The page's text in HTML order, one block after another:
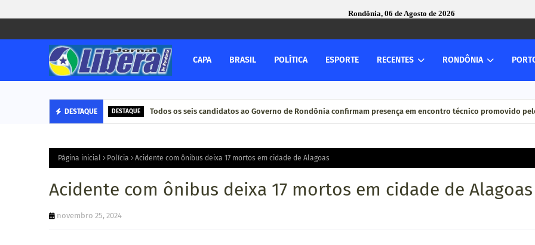
Rondônia, 06 de Agosto de 2026
CAPA BRASIL POLÍTICA ESPORTE RECENTES RONDÔNIA
DESTAQUE DESTAQUE Todos os seis candidatos ao Governo de Rondônia confirmam presença em encontro técnico promovido
Página inicial Polícia Acidente com ônibus deixa 17 mortos em cidade de Alagoas
Acidente com ônibus deixa 17 mortos em cidade de Alagoas
novembro 25, 2024